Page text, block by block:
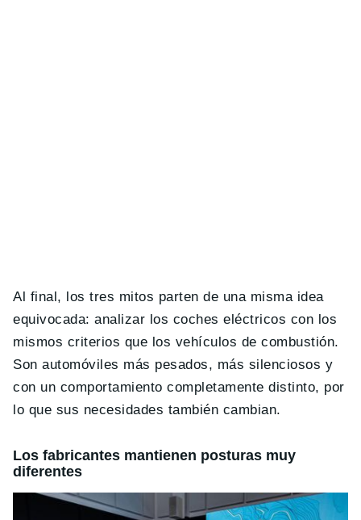
Al final, los tres mitos parten de una misma idea
equivocada: analizar los coches eléctricos con los
mismos criterios que los vehículos de combustión.
Son automóviles más pesados, más silenciosos y
con un comportamiento completamente distinto, por
lo que sus necesidades también cambian.
Los fabricantes mantienen posturas muy
diferentes